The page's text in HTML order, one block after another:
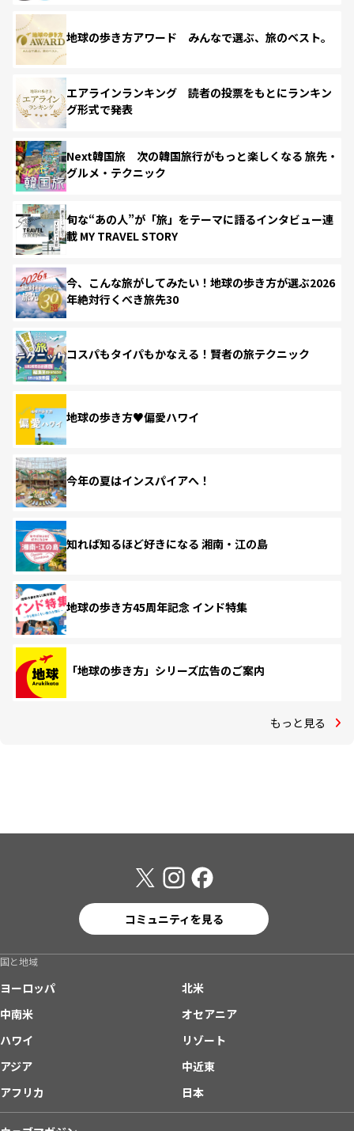
地球の歩き方アワード みんなで選ぶ、旅のベスト。
エアラインランキング 読者の投票をもとにランキン
グ形式で発表
Next韓国旅 次の韓国旅行がもっと楽しくなる 旅先・
グルメ・テクニック
旬な“あの人”が「旅」をテーマに語るインタビュー連
載 MY TRAVEL STORY
今、こんな旅がしてみたい！地球の歩き方が選ぶ2026
年絶対行くべき旅先30
コスパもタイパもかなえる！賢者の旅テクニック
地球の歩き方♥偏愛ハワイ
今年の夏はインスパイアへ！
知れば知るほど好きになる 湘南・江の島
地球の歩き方45周年記念 インド特集
「地球の歩き方」シリーズ広告のご案内
もっと見る
コミュニティを見る
国と地域
ヨーロッパ
北米
中南米
オセアニア
ハワイ
リゾート
アジア
中近東
アフリカ
日本